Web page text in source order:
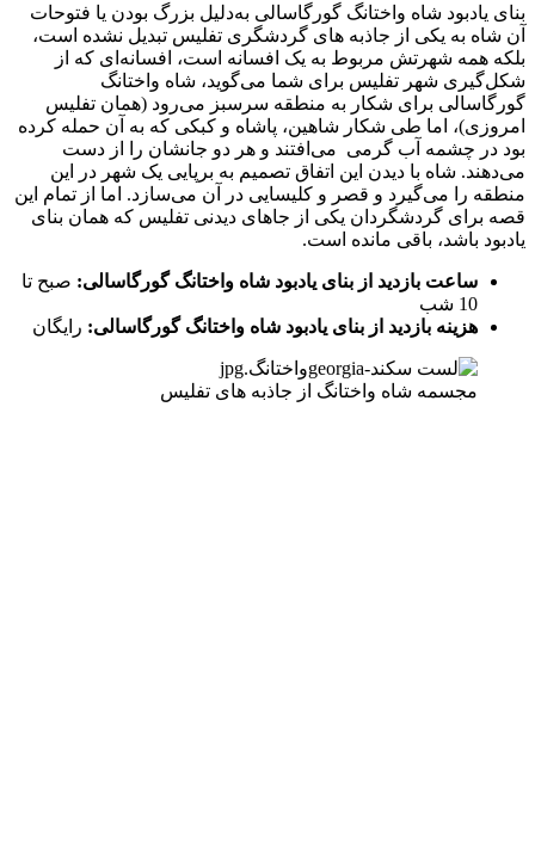
بنای یادبود شاه واختانگ گورگاسالی به‌دلیل بزرگ بودن یا فتوحات
آن شاه به یکی از جاذبه های گردشگری تفلیس تبدیل نشده است،‌
بلکه همه شهرتش مربوط به یک افسانه است،‌ افسانه‌ای که از
شکل‌گیری شهر تفلیس برای شما می‌گوید،‌ شاه واختانگ
گورگاسالی برای شکار به منطقه سرسبز می‌رود (همان تفلیس
امروزی)، اما طی شکار شاهین، پاشاه و کبکی که به آن حمله کرده
بود در چشمه آب گرمی می‌افتند و هر دو جانشان را از دست
می‌دهند. شاه با دیدن این اتفاق تصمیم به برپایی یک شهر در این
منطقه را می‌گیرد و قصر و کلیسایی در آن می‌سازد. اما از تمام این
قصه برای گردشگردان یکی از جاهای دیدنی تفلیس که همان بنای
یادبود باشد، باقی مانده است.
ساعت بازدید از بنای یادبود شاه واختانگ گورگاسالی: صبح تا
10 شب
هزینه بازدید از بنای یادبود شاه واختانگ گورگاسالی: رایگان
مجسمه شاه واختانگ از جاذبه های تفلیس